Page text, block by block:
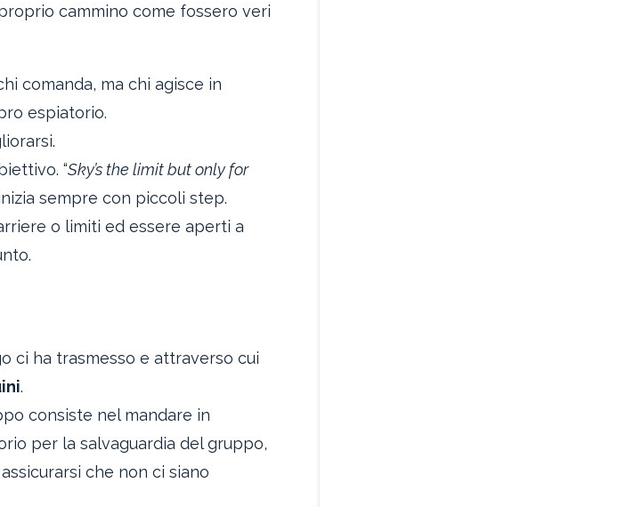
cammino come fossero veri
comanda, ma chi agisce in
espiatorio.
“Sky’s the limit but only for
sempre con piccoli step.
o limiti ed essere aperti a
ci ha trasmesso e attraverso cui
.
consiste nel mandare in
per la salvaguardia del gruppo,
che non ci siano